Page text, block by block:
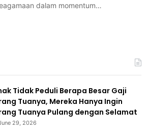
dalam momentum…
Tidak Peduli Berapa Besar Gaji
Tuanya, Mereka Hanya Ingin
Tuanya Pulang dengan Selamat
29, 2026